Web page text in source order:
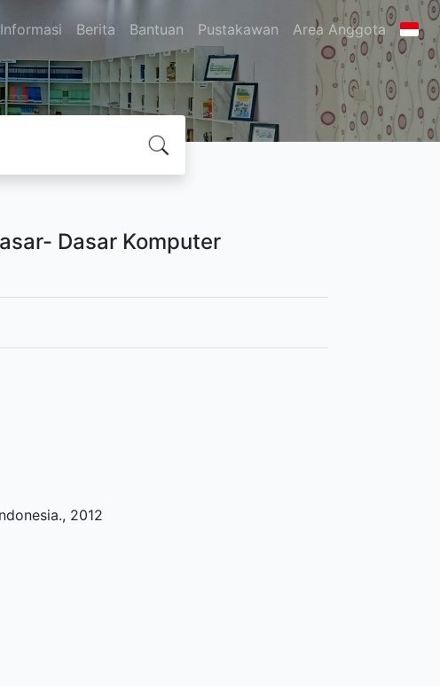
Informasi Berita Bantuan Pustakawan Area Anggota
Dasar Komputer
., 2012